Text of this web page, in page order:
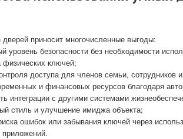
приносит многочисленные выгоды:
уровень безопасности без необходимости
физических ключей;
доступа для членов семьи, сотрудников
и финансовых ресурсов благодаря
интеграции с другими системами
стиль и улучшение имиджа объекта;
ошибок или забывания ключей через